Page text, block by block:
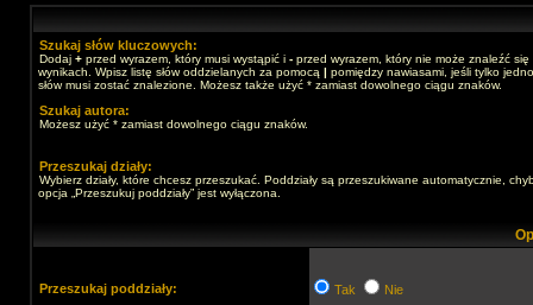
Szukaj słów kluczowych:
Dodaj + przed wyrazem, który musi wystąpić i - przed wyrazem, który nie może znaleźć się
wynikach. Wpisz listę słów oddzielanych za pomocą | pomiędzy nawiasami, jeśli tylko
słów musi zostać znalezione. Możesz także użyć * zamiast dowolnego ciągu znaków.
Szukaj autora:
Możesz użyć * zamiast dowolnego ciągu znaków.
Przeszukaj działy:
Wybierz działy, które chcesz przeszukać. Poddziały są przeszukiwane automatycznie,
opcja „Przeszukuj poddziały” jest wyłączona.
Przeszukaj poddziały: Tak Nie